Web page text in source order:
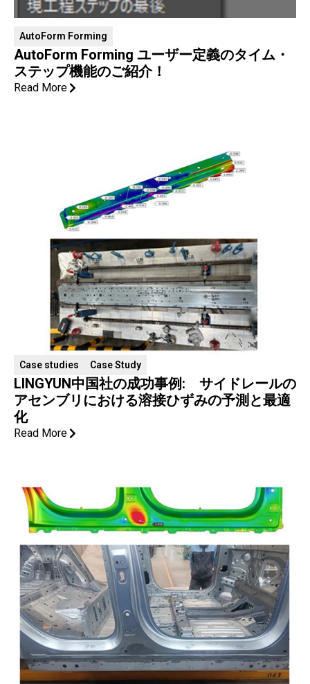
AutoForm Forming
AutoForm Forming ユーザー定義のタイム・
ステップ機能のご紹介！
Read More
Case studies Case Study
LINGYUN中国社の成功事例: サイドレールの
アセンブリにおける溶接ひずみの予測と最適
化
Read More